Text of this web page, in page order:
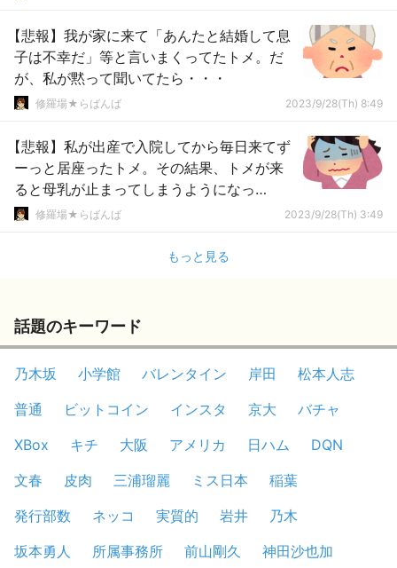
【悲報】我が家に来て「あんたと結婚して息
子は不幸だ」等と言いまくってたトメ。だ
が、私が黙って聞いてたら・・・
修羅場★らばんば 2023/9/28(Th) 8:49
【悲報】私が出産で入院してから毎日来てず
ーっと居座ったトメ。その結果、トメが来
ると母乳が止まってしまうようになっ
て・・・
修羅場★らばんば 2023/9/28(Th) 3:49
もっと見る
話題のキーワード
乃木坂 小学館 バレンタイン 岸田
松本人志
普通
ビットコイン インスタ 京大
バチャ
XBox
キチ 大阪 アメリカ 日ハム
DQN
文春
皮肉 三浦瑠麗 ミス日本
稲葉
発行部数
ネッコ 実質的 岩井
乃木
坂本勇人
所属事務所 前山剛久
神田沙也加